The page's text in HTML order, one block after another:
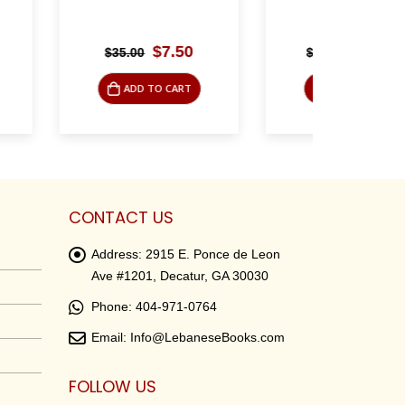
Current
CART
$37.50
Current
$17.50.
ADD TO CART
CONTACT US
Address: 2915 E. Ponce de Leon
Ave #1201, Decatur, GA 30030
Phone: 404-971-0764
Email: Info@LebaneseBooks.com
FOLLOW US